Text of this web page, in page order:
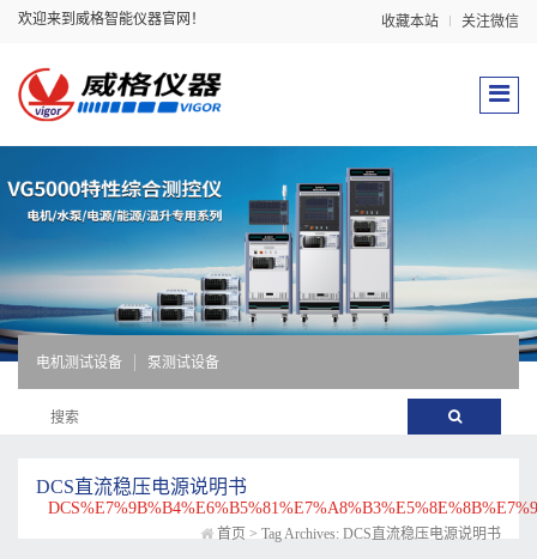
欢迎来到威格智能仪器官网！ 收藏本站 关注微信
电机测试设备 泵测试设备
DCS直流稳压电源说明书
首页 > Tag Archives: DCS直流稳压电源说明书